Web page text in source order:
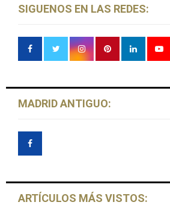
SIGUENOS EN LAS REDES:
MADRID ANTIGUO:
ARTÍCULOS MÁS VISTOS: